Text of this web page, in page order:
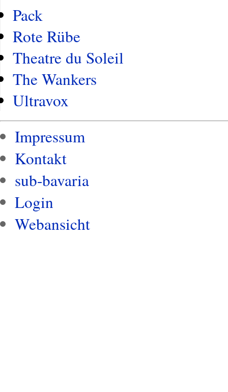
Pack
Rote Rübe
Theatre du Soleil
The Wankers
Ultravox
Impressum
Kontakt
sub-bavaria
Login
Webansicht